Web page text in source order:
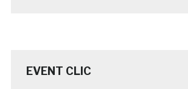
EVENT CLIC